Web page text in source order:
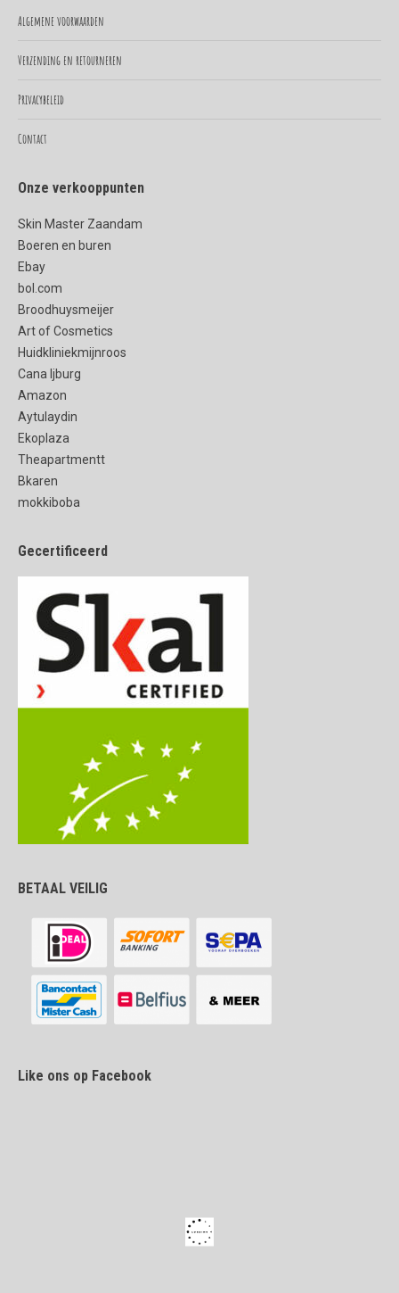
in
window
in
window
Algemene voorwaarden
Verzending en retourneren
Privacybeleid
Contact
Onze verkooppunten
Skin Master Zaandam
Boeren en buren
Ebay
bol.com
Broodhuysmeijer
Art of Cosmetics
Huidkliniekmijnroos
Cana Ijburg
Amazon
Aytulaydin
Ekoplaza
Theapartmentt
Bkaren
mokkiboba
Gecertificeerd
BETAAL VEILIG
Like ons op Facebook